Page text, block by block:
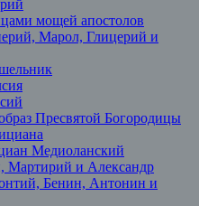
мощей апостолов
Марол, Глицерий и
Пресвятой Богородицы
Медиоланский
Мартирий и Александр
Бенин, Антонин и